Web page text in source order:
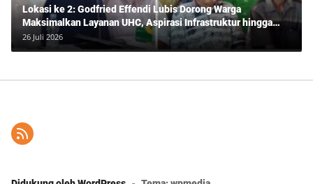
Lokasi ke 2: Godfried Effendi Lubis Dorong Warga
Maksimalkan Layanan UHC, Aspirasi Infrastruktur hingga
Pendidikan Mengemuka dalam Reses Medan Amplas
26 Juli 2026